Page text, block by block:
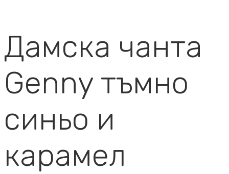
Дамска чанта
Genny тъмно
синьо и
карамел